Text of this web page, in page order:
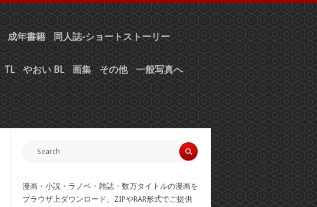
成年書籍 同人誌-ショートストーリー
TL やおい BL 画集 その他 一般写真へ
漫画・小説・ラノベ・雑誌・数万タイトルの漫画を
ブラウザ上ダウンロード、ZIPやRAR形式でご提供